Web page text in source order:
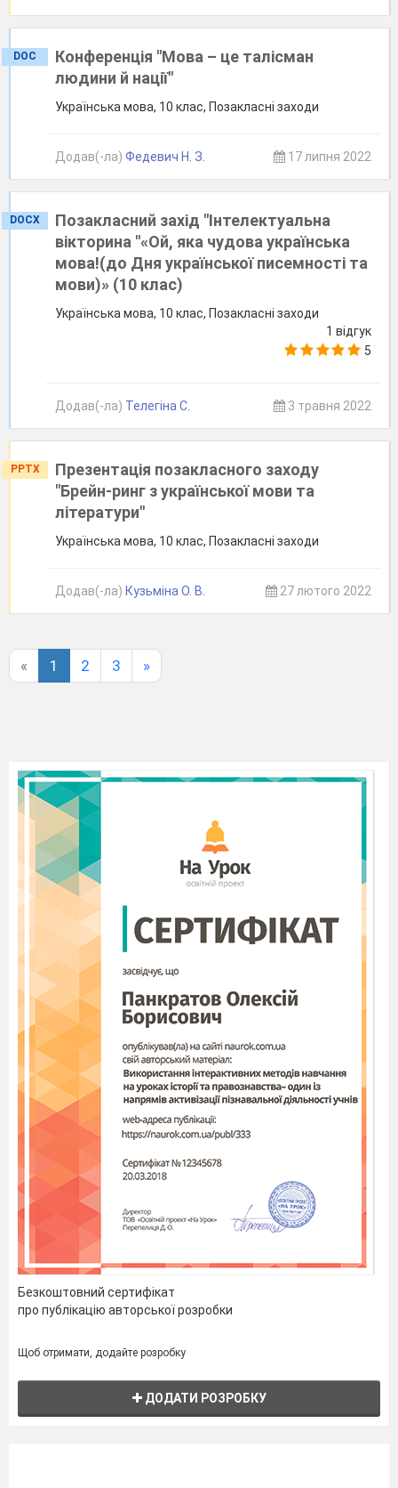
DOC
Конференція "Мова – це талісман
людини й нації"
Українська мова, 10 клас, Позакласні заходи
Додав(-ла) Федевич Н. З. 17 липня 2022
DOCX
Позакласний захід "Інтелектуальна
вікторина "«Ой, яка чудова українська
мова!(до Дня української писемності та
мови)» (10 клас)
Українська мова, 10 клас, Позакласні заходи
1 відгук
5
Додав(-ла) Телегіна С. 3 травня 2022
PPTX
Презентація позакласного заходу
"Брейн-ринг з української мови та
літератури"
Українська мова, 10 клас, Позакласні заходи
Додав(-ла) Кузьміна О. В. 27 лютого 2022
« 1 2 3 »
Безкоштовний сертифікат
про публікацію авторської розробки
Щоб отримати, додайте розробку
ДОДАТИ РОЗРОБКУ